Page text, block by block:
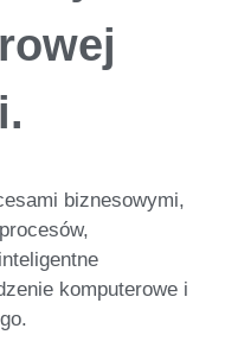
biznesowymi,
komputerowe i